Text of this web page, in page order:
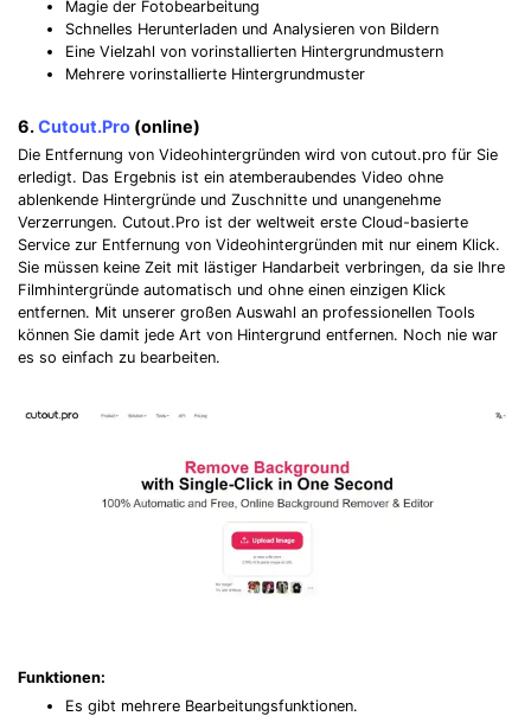
Magie der Fotobearbeitung
Schnelles Herunterladen und Analysieren von Bildern
Eine Vielzahl von vorinstallierten Hintergrundmustern
Mehrere vorinstallierte Hintergrundmuster
6.Cutout.Pro (online)
Die Entfernung von Videohintergründen wird von cutout.pro für Sie
erledigt. Das Ergebnis ist ein atemberaubendes Video ohne
ablenkende Hintergründe und Zuschnitte und unangenehme
Verzerrungen. Cutout.Pro ist der weltweit erste Cloud-basierte
Service zur Entfernung von Videohintergründen mit nur einem Klick.
Sie müssen keine Zeit mit lästiger Handarbeit verbringen, da sie Ihre
Filmhintergründe automatisch und ohne einen einzigen Klick
entfernen. Mit unserer großen Auswahl an professionellen Tools
können Sie damit jede Art von Hintergrund entfernen. Noch nie war
es so einfach zu bearbeiten.
Funktionen:
Es gibt mehrere Bearbeitungsfunktionen.